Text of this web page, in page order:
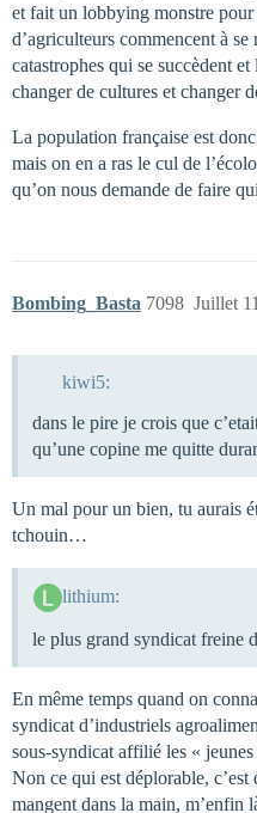
et fait un lobbying monstre
d’agriculteurs commencent à
catastrophes qui se succèdent
changer de cultures et changer
La population française est
mais on en a ras le cul de
qu’on nous demande de faire
Bombing_Basta Juillet
7098
kiwi5:
dans le pire je crois que
qu’une copine me quitte
Un mal pour un bien, tu aurais
tchouin…
lithium:
le plus grand syndicat freine
En même temps quand on
syndicat d’industriels
sous-syndicat affilié les «
Non ce qui est déplorable,
mangent dans la main, m’enfin